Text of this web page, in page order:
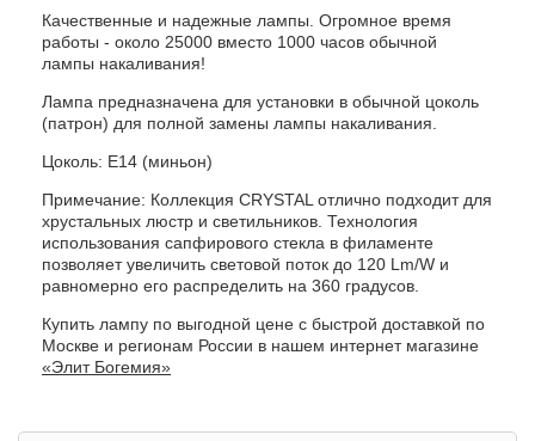
Качественные и надежные лампы. Огромное время
работы - около 25000 вместо 1000 часов обычной
лампы накаливания!
Лампа предназначена для установки в обычной цоколь
(патрон) для полной замены лампы накаливания.
Цоколь: E14 (миньон)
Примечание: Коллекция CRYSTAL отлично подходит для
хрустальных люстр и светильников. Технология
использования сапфирового стекла в филаменте
позволяет увеличить световой поток до 120 Lm/W и
равномерно его распределить на 360 градусов.
Купить лампу по выгодной цене с быстрой доставкой по
Москве и регионам России в нашем интернет магазине
«Элит Богемия»